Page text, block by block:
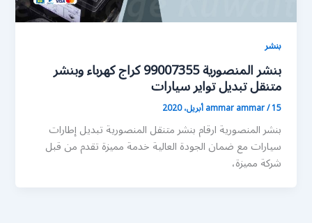
بنشر
بنشر المنصورية 99007355 كراج كهرباء وبنشر
متنقل تبديل تواير سيارات
ammar ammar/15 أبريل، 2020
بنشر المنصورية ارقام بنشر متنقل المنصورية تبديل إطارات
سيارات مع ضمان الجودة العالية خدمة مميزة تقدم من قبل
شركة مميزة،